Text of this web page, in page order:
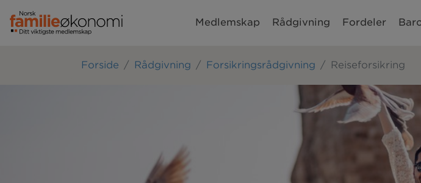
Medlemskap Rådgivning Fordeler
Forside Rådgivning Forsikringsrådgivning Reiseforsikring